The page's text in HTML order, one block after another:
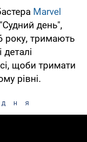
Marvel
день",
року, тримають
деталі
щоби тримати
рівні.